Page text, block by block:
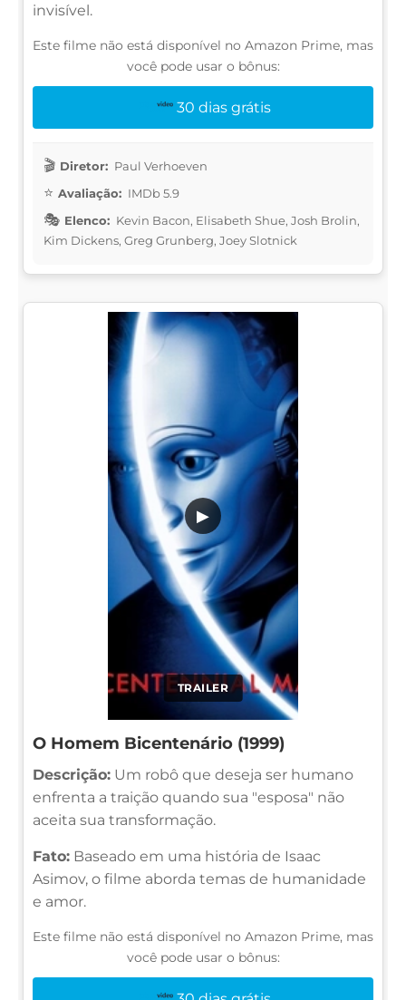
invisível.
Este filme não está disponível no Amazon Prime, mas
você pode usar o bônus:
30 dias grátis
Diretor: Paul Verhoeven
Avaliação: IMDb 5.9
Elenco: Kevin Bacon, Elisabeth Shue, Josh Brolin,
Kim Dickens, Greg Grunberg, Joey Slotnick
TRAILER
▶
O Homem Bicentenário (1999)
Descrição: Um robô que deseja ser humano
enfrenta a traição quando sua "esposa" não
aceita sua transformação.
Fato: Baseado em uma história de Isaac
Asimov, o filme aborda temas de humanidade
e amor.
Este filme não está disponível no Amazon Prime, mas
você pode usar o bônus: